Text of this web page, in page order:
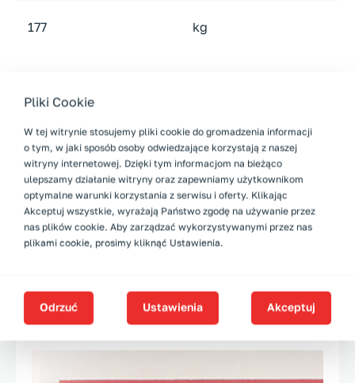
177 kg
Akcesoria
Pliki Cookie
W tej witrynie stosujemy pliki cookie do gromadzenia informacji
o tym, w jaki sposób osoby odwiedzające korzystają z naszej
witryny internetowej. Dzięki tym informacjom na bieżąco
ulepszamy działanie witryny oraz zapewniamy użytkownikom
optymalne warunki korzystania z serwisu i oferty. Klikając
Akceptuj wszystkie, wyrażają Państwo zgodę na używanie przez
nas plików cookie. Aby zarządzać wykorzystywanymi przez nas
plikami cookie, prosimy kliknąć Ustawienia.
Odrzuć Ustawienia Akceptuj